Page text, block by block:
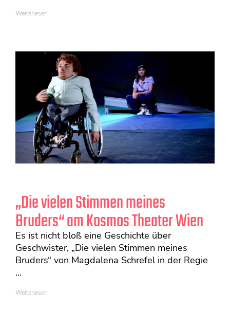
Weiterlesen
„Die vielen Stimmen meines
Bruders“ am Kosmos Theater Wien
Es ist nicht bloß eine Geschichte über
Geschwister, „Die vielen Stimmen meines
Bruders“ von Magdalena Schrefel in der Regie
...
Weiterlesen